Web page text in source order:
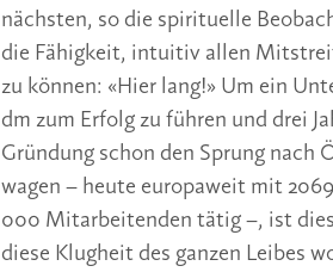
nächsten, so die spirituelle
die Fähigkeit, intuitiv allen
zu können: «Hier lang!» Um ein
dm zum Erfolg zu führen und drei
Gründung schon den Sprung nach
wagen – heute europaweit mit
000 Mitarbeitenden tätig –, ist
diese Klugheit des ganzen Leibes